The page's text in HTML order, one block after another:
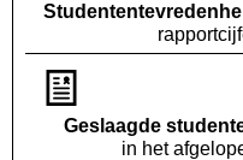
Geslaagde
in het